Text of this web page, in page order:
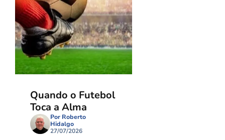
Quando o Futebol
Toca a Alma
Por Roberto
Hidalgo
27/07/2026